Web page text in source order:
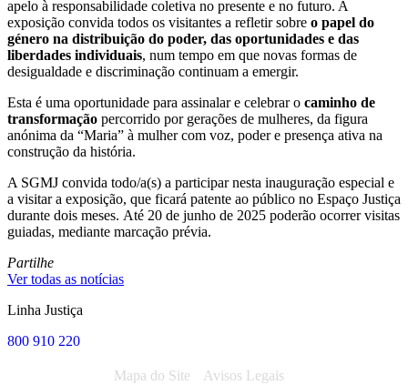
apelo à responsabilidade coletiva no presente e no futuro. A
exposição convida todos os visitantes a refletir sobre o papel do
género na distribuição do poder, das oportunidades e das
liberdades individuais, num tempo em que novas formas de
desigualdade e discriminação continuam a emergir.
Esta é uma oportunidade para assinalar e celebrar o caminho de
transformação percorrido por gerações de mulheres, da figura
anónima da “Maria” à mulher com voz, poder e presença ativa na
construção da história.
A SGMJ convida todo/a(s) a participar nesta inauguração especial e
a visitar a exposição, que ficará patente ao público no Espaço Justiça
durante dois meses. Até 20 de junho de 2025 poderão ocorrer visitas
guiadas, mediante marcação prévia.
Partilhe
Ver todas as notícias
Linha Justiça
800 910 220
Mapa do Site Avisos Legais